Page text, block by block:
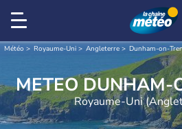
Météo Royaume-Uni Angleterre Dunham-on-
METEO
Royaume-Uni